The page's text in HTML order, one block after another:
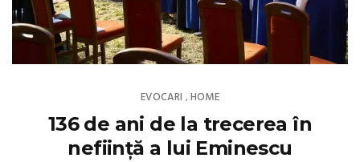
EVOCARI ,HOME
136 de ani de la trecerea în
neființă a lui Eminescu